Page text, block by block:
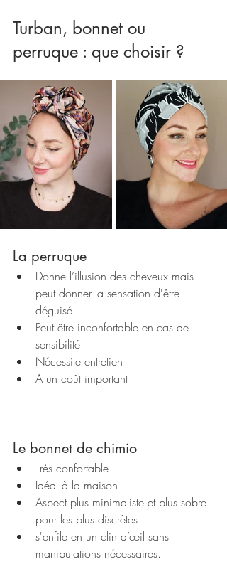
Turban, bonnet ou
perruque : que choisir ?
La perruque
Donne l’illusion des cheveux mais
peut donner la sensation d'être
déguisé
Peut être inconfortable en cas de
sensibilité
Nécessite entretien
A un coût important
Le bonnet de chimio
Très confortable
Idéal à la maison
Aspect plus minimaliste et plus sobre
pour les plus discrètes
s'enfile en un clin d’œil sans
manipulations nécessaires.